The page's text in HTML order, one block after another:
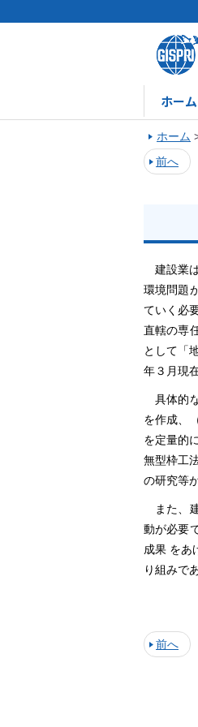
ホーム
ホーム
前へ
建設業
環境問題
ていく必
直轄の専
として「
年３月現
具体的
を作成、
を定量的
無型枠工
の研究等
また、
動が必要
成果 をあ
り組みで
前へ